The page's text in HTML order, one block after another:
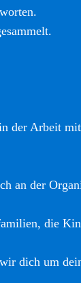
der Arbeit
an der
die
dich um